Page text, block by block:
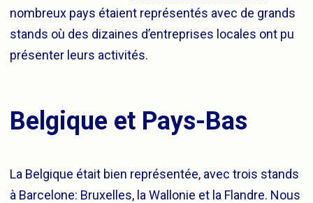
nombreux pays étaient représentés avec de grands
stands où des dizaines d’entreprises locales ont pu
présenter leurs activités.
Belgique et Pays-Bas
La Belgique était bien représentée, avec trois stands
à Barcelone: Bruxelles, la Wallonie et la Flandre. Nous